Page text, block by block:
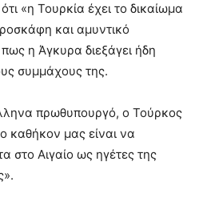
«η Τουρκία έχει το δικαίωμα
και αμυντικό
η Άγκυρα διεξάγει ήδη
συμμάχους της.
πρωθυπουργό, ο Τούρκος
καθήκον μας είναι να
στο Αιγαίο ως ηγέτες της